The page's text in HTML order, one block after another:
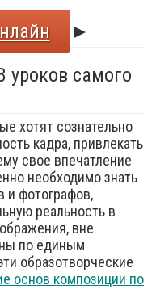
►
уроков самого
хотят сознательно
кадра, привлекать
свое впечатление
необходимо знать
и фотографов,
реальность в
вне
по единым
образотворческие
основ композиции по